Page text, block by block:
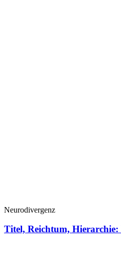
Neurodivergenz
Titel, Reichtum, Hierarchie: